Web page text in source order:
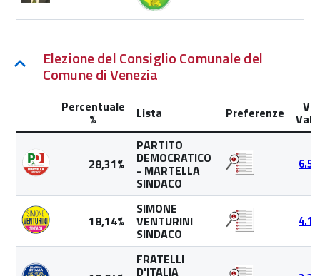
Elezione del Consiglio Comunale del
Comune di Venezia
Percentuale
% Lista Preferenze
28,31%
PARTITO
DEMOCRATICO
- MARTELLA
SINDACO
18,14%
SIMONE
VENTURINI
SINDACO
FRATELLI
D'ITALIA